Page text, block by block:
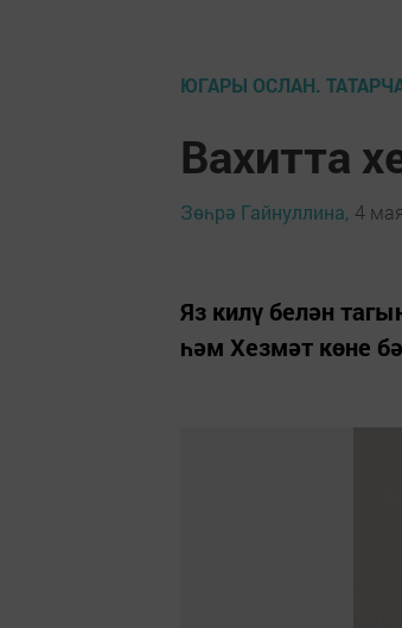
ЮГАРЫ ОСЛАН.
Вахитта
Зөһрә Гайнуллина, 4
Яз килү белән
һәм Хезмәт көне